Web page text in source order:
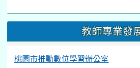
教師專業發
桃園市推動數位學習辦公室